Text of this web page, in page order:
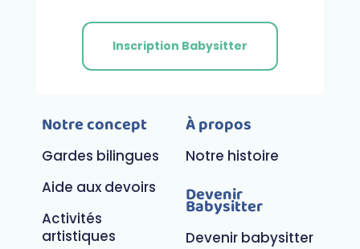
Inscription Babysitter
Notre concept
Gardes bilingues
Aide aux devoirs
Activités
artistiques
À propos
Notre histoire
Devenir
Babysitter
Devenir babysitter